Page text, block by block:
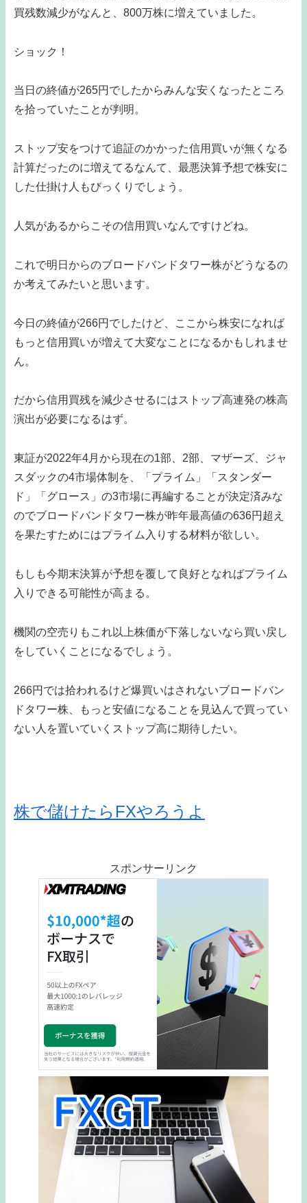
買残数減少がなんと、800万株に増えていました。
ショック！
当日の終値が265円でしたからみんな安くなったところ
を拾っていたことが判明。
ストップ安をつけて追証のかかった信用買いが無くなる
計算だったのに増えてるなんて、最悪決算予想で株安に
した仕掛け人もびっくりでしょう。
人気があるからこその信用買いなんですけどね。
これで明日からのブロードバンドタワー株がどうなるの
か考えてみたいと思います。
今日の終値が266円でしたけど、ここから株安になれば
もっと信用買いが増えて大変なことになるかもしれませ
ん。
だから信用買残を減少させるにはストップ高連発の株高
演出が必要になるはず。
東証が2022年4月から現在の1部、2部、マザーズ、ジャ
スダックの4市場体制を、「プライム」「スタンダー
ド」「グロース」の3市場に再編することが決定済みな
のでブロードバンドタワー株が昨年最高値の636円超え
を果たすためにはプライム入りする材料が欲しい。
もしも今期末決算が予想を覆して良好となればプライム
入りできる可能性が高まる。
機関の空売りもこれ以上株価が下落しないなら買い戻し
をしていくことになるでしょう。
266円では拾われるけど爆買いはされないブロードバン
ドタワー株、もっと安値になることを見込んで買ってい
ない人を置いていくストップ高に期待したい。
株で儲けたらFXやろうよ
スポンサーリンク